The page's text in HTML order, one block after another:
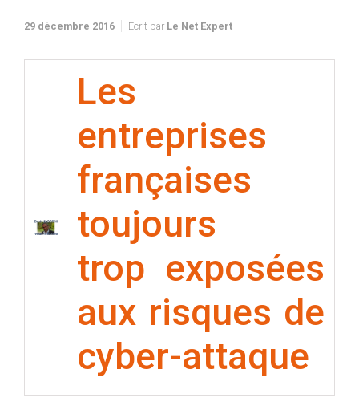
29 décembre 2016 Ecrit par Le Net Expert
Les
entreprises
françaises
toujours
trop exposées
aux risques de
cyber-attaque